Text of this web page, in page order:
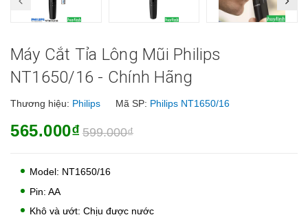
Máy Cắt Tỉa Lông Mũi Philips
NT1650/16 - Chính Hãng
Thương hiệu: Philips Mã SP: Philips NT1650/16
565.000₫ 599.000₫
Model: NT1650/16
Pin: AA
Khô và ướt: Chịu được nước